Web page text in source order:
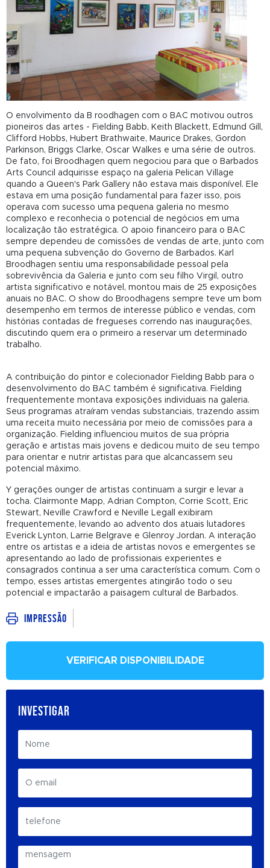
O envolvimento da B roodhagen com o BAC motivou outros
pioneiros das artes - Fielding Babb, Keith Blackett, Edmund Gill,
Clifford Hobbs, Hubert Brathwaite, Maurice Drakes, Gordon
Parkinson, Briggs Clarke, Oscar Walkes e uma série de outros.
De fato, foi Broodhagen quem negociou para que o Barbados
Arts Council adquirisse espaço na galeria Pelican Village
quando a Queen's Park Gallery não estava mais disponível. Ele
estava em uma posição fundamental para fazer isso, pois
operava com sucesso uma pequena galeria no mesmo
complexo e reconhecia o potencial de negócios em uma
localização tão estratégica. O apoio financeiro para o BAC
sempre dependeu de comissões de vendas de arte, junto com
uma pequena subvenção do Governo de Barbados. Karl
Broodhagen sentiu uma responsabilidade pessoal pela
sobrevivência da Galeria e junto com seu filho Virgil, outro
artista significativo e notável, montou mais de 25 exposições
anuais no BAC. O show do Broodhagens sempre teve um bom
desempenho em termos de interesse público e vendas, com
histórias contadas de fregueses correndo nas inaugurações,
discutindo quem era o primeiro a reservar um determinado
trabalho.
A contribuição do pintor e colecionador Fielding Babb para o
desenvolvimento do BAC também é significativa. Fielding
frequentemente montava exposições individuais na galeria.
Seus programas atraíram vendas substanciais, trazendo assim
uma receita muito necessária por meio de comissões para a
organização. Fielding influenciou muitos de sua própria
geração e artistas mais jovens e dedicou muito de seu tempo
para orientar e nutrir artistas para que alcancassem seu
potencial máximo.
Y gerações ounger de artistas continuam a surgir e levar a
tocha. Clairmonte Mapp, Adrian Compton, Corrie Scott, Eric
Stewart, Neville Crawford e Neville Legall exibiram
frequentemente, levando ao advento dos atuais lutadores
Everick Lynton, Larrie Belgrave e Glenroy Jordan. A interação
entre os artistas e a ideia de artistas novos e emergentes se
apresentando ao lado de profissionais experientes e
consagrados continua a ser uma característica comum. Com o
tempo, esses artistas emergentes atingirão todo o seu
potencial e impactarão a paisagem cultural de Barbados.
Impressão
VERIFICAR DISPONIBILIDADE
INVESTIGAR